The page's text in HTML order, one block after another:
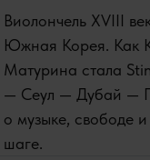
Виолончель XVIII
Южная Корея. Как
Матурина стала
— Сеул — Дубай —
о музыке, свободе
шаге.